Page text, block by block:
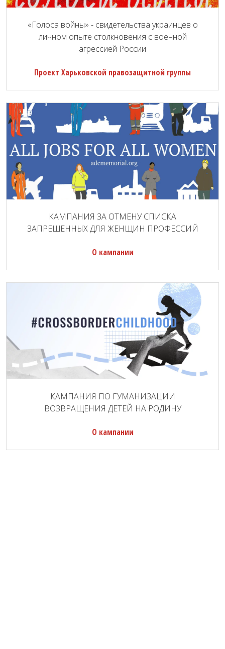
«Голоса войны» - свидетельства украинцев о
личном опыте столкновения с военной
агрессией России
Проект Харьковской правозащитной группы
КАМПАНИЯ ЗА ОТМЕНУ СПИСКА
ЗАПРЕЩЕННЫХ ДЛЯ ЖЕНЩИН ПРОФЕССИЙ
О кампании
КАМПАНИЯ ПО ГУМАНИЗАЦИИ
ВОЗВРАЩЕНИЯ ДЕТЕЙ НА РОДИНУ
О кампании